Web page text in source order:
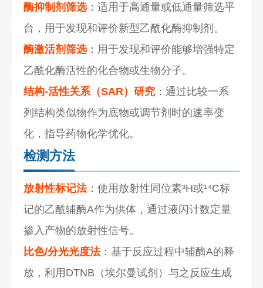
酶抑制剂筛选：适用于高通量或低通量筛选平
台，用于发现和评价新型乙酰化酶抑制剂。
酶激活剂筛选：用于发现和评价能够增强特定
乙酰化酶活性的化合物或生物分子。
结构-活性关系（SAR）研究 ：通过比较一系
列结构类似物作为底物或调节剂时的速率变
化，指导药物化学优化。
检测方法
放射性标记法：使用放射性同位素³H或¹⁴C标
记的乙酰辅酶A作为供体，通过液闪计数定量
掺入产物的放射性信号。
比色/分光光度法：基于反应过程中辅酶A的释
放，利用DTNB（埃尔曼试剂）与之反应生成